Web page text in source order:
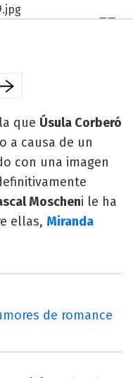
que Úsula Corberó
a causa de un
con una imagen
Moscheni le ha
ellas, Miranda
de romance